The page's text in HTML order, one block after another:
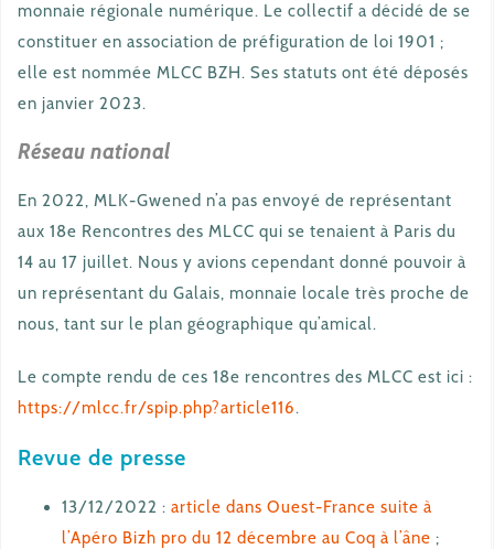
monnaie régionale numérique. Le collectif a décidé de se
constituer en association de préfiguration de loi 1901 ;
elle est nommée MLCC BZH. Ses statuts ont été déposés
en janvier 2023.
Réseau national
En 2022, MLK-Gwened n’a pas envoyé de représentant
aux 18e Rencontres des MLCC qui se tenaient à Paris du
14 au 17 juillet. Nous y avions cependant donné pouvoir à
un représentant du Galais, monnaie locale très proche de
nous, tant sur le plan géographique qu’amical.
Le compte rendu de ces 18e rencontres des MLCC est ici :
https://mlcc.fr/spip.php?article116.
Revue de presse
13/12/2022 : article dans Ouest-France suite à
l’Apéro Bizh pro du 12 décembre au Coq à l’âne ;